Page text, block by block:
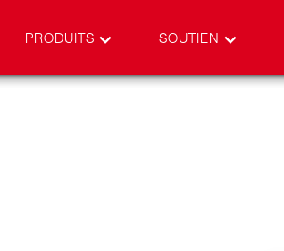
PRODUITS SOUTIEN